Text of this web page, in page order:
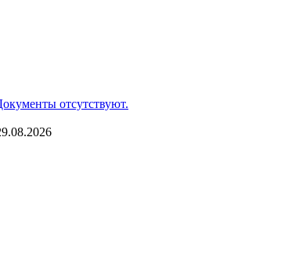
отсутствуют.